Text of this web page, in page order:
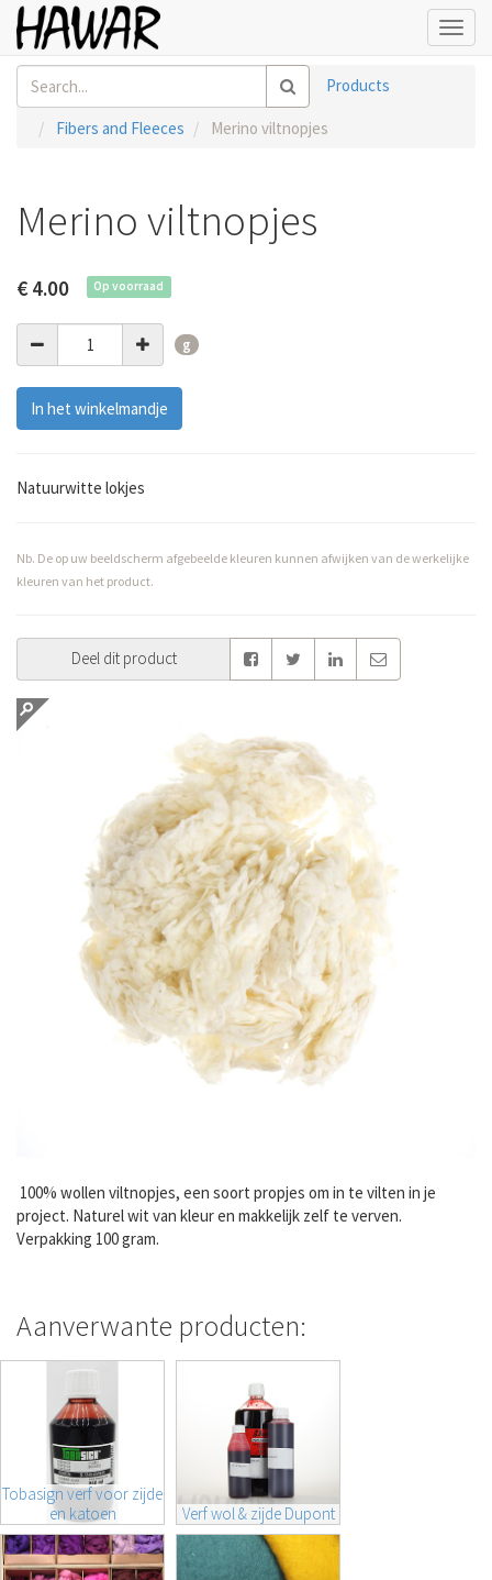
Products
Fibers and Fleeces Merino viltnopjes
Merino viltnopjes
€ 4.00 Op voorraad
g
In het winkelmandje
Natuurwitte lokjes
Nb. De op uw beeldscherm afgebeelde kleuren kunnen afwijken van de werkelijke
kleuren van het product.
Deel dit product
100% wollen viltnopjes, een soort propjes om in te vilten in je
project. Naturel wit van kleur en makkelijk zelf te verven.
Verpakking 100 gram.
Aanverwante producten:
Tobasign verf voor zijde
en katoen
Verf wol & zijde Dupont